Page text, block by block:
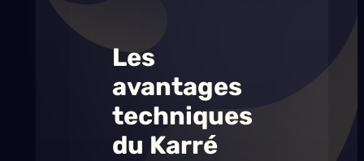
Les
avantages
techniques
du Karré